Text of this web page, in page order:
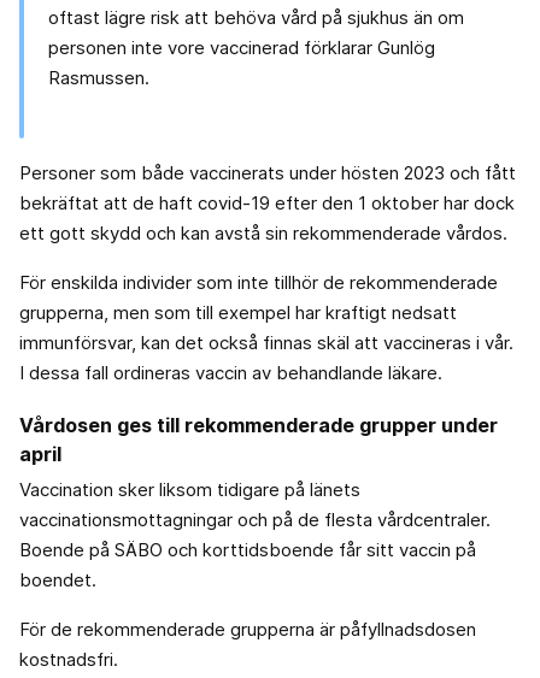
oftast lägre risk att behöva vård på sjukhus än om
personen inte vore vaccinerad förklarar Gunlög
Rasmussen.
Personer som både vaccinerats under hösten 2023 och fått
bekräftat att de haft covid-19 efter den 1 oktober har dock
ett gott skydd och kan avstå sin rekommenderade vårdos.
För enskilda individer som inte tillhör de rekommenderade
grupperna, men som till exempel har kraftigt nedsatt
immunförsvar, kan det också finnas skäl att vaccineras i vår.
I dessa fall ordineras vaccin av behandlande läkare.
Vårdosen ges till rekommenderade grupper under
april
Vaccination sker liksom tidigare på länets
vaccinationsmottagningar och på de flesta vårdcentraler.
Boende på SÄBO och korttidsboende får sitt vaccin på
boendet.
För de rekommenderade grupperna är påfyllnadsdosen
kostnadsfri.